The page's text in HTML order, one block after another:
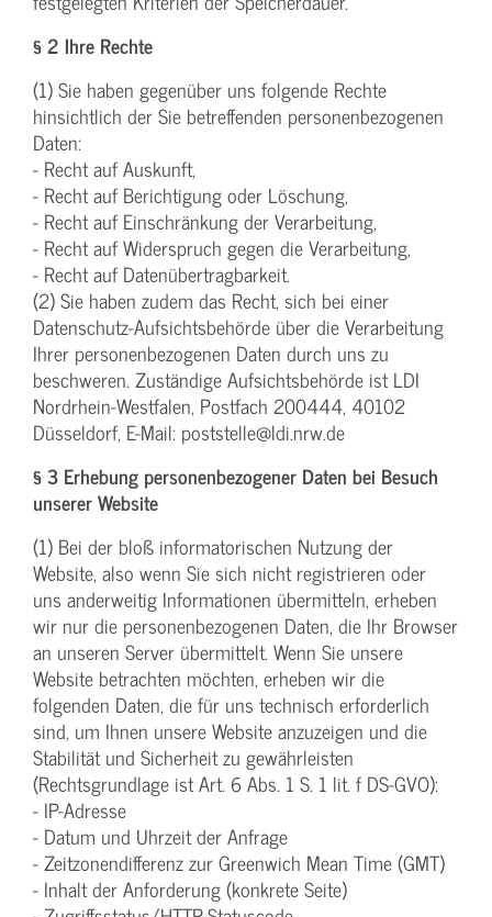
§ 2 Ihre Rechte
(1) Sie haben gegenüber uns folgende Rechte
hinsichtlich der Sie betreffenden personenbezogenen
Daten:
- Recht auf Auskunft,
- Recht auf Berichtigung oder Löschung,
- Recht auf Einschränkung der Verarbeitung,
- Recht auf Widerspruch gegen die Verarbeitung,
- Recht auf Datenübertragbarkeit.
(2) Sie haben zudem das Recht, sich bei einer
Datenschutz-Aufsichtsbehörde über die Verarbeitung
Ihrer personenbezogenen Daten durch uns zu
beschweren. Zuständige Aufsichtsbehörde ist LDI
Nordrhein-Westfalen, Postfach 200444, 40102
Düsseldorf, E-Mail: poststelle@ldi.nrw.de
§ 3 Erhebung personenbezogener Daten bei Besuch
unserer Website
(1) Bei der bloß informatorischen Nutzung der
Website, also wenn Sie sich nicht registrieren oder
uns anderweitig Informationen übermitteln, erheben
wir nur die personenbezogenen Daten, die Ihr Browser
an unseren Server übermittelt. Wenn Sie unsere
Website betrachten möchten, erheben wir die
folgenden Daten, die für uns technisch erforderlich
sind, um Ihnen unsere Website anzuzeigen und die
Stabilität und Sicherheit zu gewährleisten
(Rechtsgrundlage ist Art. 6 Abs. 1 S. 1 lit. f DS-GVO):
- IP-Adresse
- Datum und Uhrzeit der Anfrage
- Zeitzonendifferenz zur Greenwich Mean Time (GMT)
- Inhalt der Anforderung (konkrete Seite)